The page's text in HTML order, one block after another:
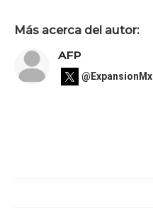
Más acerca del autor:
AFP
@ExpansionMx